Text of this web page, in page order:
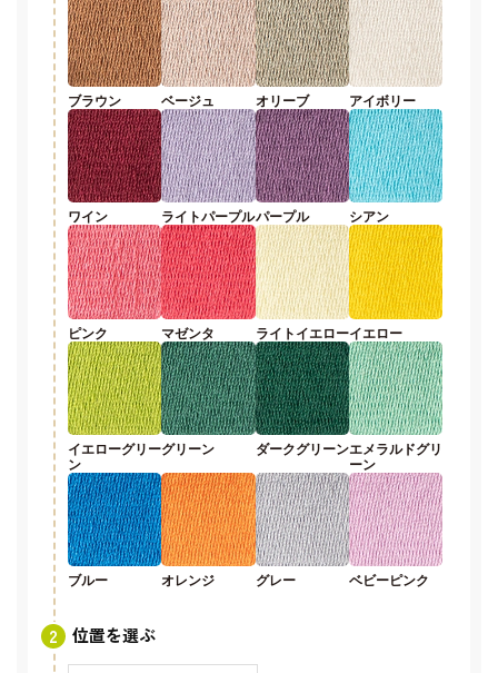
ブラウン ベージュ オリーブ アイボリー
ワイン ライトパープルパープル シアン
ピンク マゼンタ ライトイエローイエロー
イエローグリー
ン
グリーン ダークグリーンエメラルドグリ
ーン
ブルー オレンジ グレー ベビーピンク
位置を選ぶ